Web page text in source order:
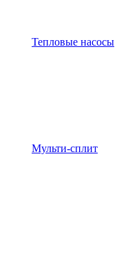
Тепловые насосы
Мульти-сплит